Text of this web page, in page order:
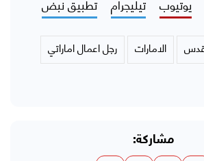
الامارات
رجل اعمال اماراتي
مشاركة: